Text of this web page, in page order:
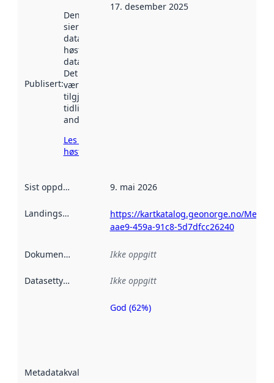
Publisert:
Denne datoen
sier når
datasettet ble
høstet av
data.norge.no.
Det kan ha
vært
tilgjengelig
tidligere
andre steder.
Les mer om
høsting her
17. desember 2025
Sist oppdatert 9. mai 2026
Landingsside
https://kartkatalog.geonorge.no/
aae9-459a-91c8-5d7dfcc26240
Dokumentasjon Ikke oppgitt
Datasettype Ikke oppgitt
Metadatakvalitet
Metadatakvalitet
God (62%)